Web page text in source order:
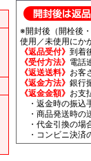
※開封後（開栓後
使用／未使用にか
《返品受付》 到着
《受付方法》 電話
《返送送料》 お客
《返金方法》 銀行
《返金金額》 お支
・返金時の振込
・商品発送時の
・代金引換の場
・コンビニ決済